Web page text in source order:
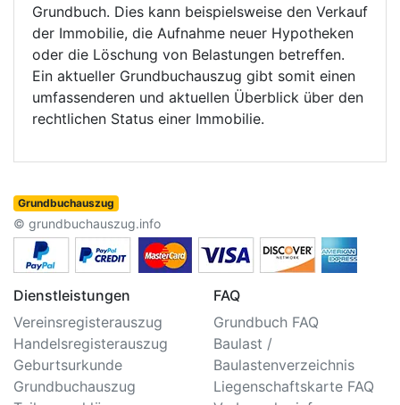
Grundbuch. Dies kann beispielsweise den Verkauf
der Immobilie, die Aufnahme neuer Hypotheken
oder die Löschung von Belastungen betreffen.
Ein aktueller Grundbuchauszug gibt somit einen
umfassenderen und aktuellen Überblick über den
rechtlichen Status einer Immobilie.
Grundbuchauszug
© grundbuchauszug.info
Dienstleistungen
Vereinsregisterauszug
Handelsregisterauszug
Geburtsurkunde
Grundbuchauszug
FAQ
Grundbuch FAQ
Baulast /
Baulastenverzeichnis
Liegenschaftskarte FAQ